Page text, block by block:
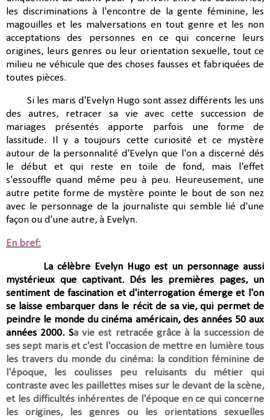
les discriminations à l'encontre de la gente féminine, les
magouilles et les malversations en tout genre et les non
acceptations des personnes en ce qui concerne leurs
origines, leurs genres ou leur orientation sexuelle, tout ce
milieu ne véhicule que des choses fausses et fabriquées de
toutes pièces.
Si les maris d'Evelyn Hugo sont assez différents les uns
des autres, retracer sa vie avec cette succession de
mariages présentés apporte parfois une forme de
lassitude. Il y a toujours cette curiosité et ce mystère
autour de la personnalité d'Evelyn que l'on a discerné dés
le début et qui reste en toile de fond, mais l'effet
s'essouffle quand même peu à peu. Heureusement, une
autre petite forme de mystère pointe le bout de son nez
avec le personnage de la journaliste qui semble lié d'une
façon ou d'une autre, à Evelyn.
En bref:
La célèbre Evelyn Hugo est un personnage aussi
mystérieux que captivant. Dés les premières pages, un
sentiment de fascination et d'interrogation émerge et l'on
se laisse embarquer dans le récit de sa vie, qui permet de
peindre le monde du cinéma américain, des années 50 aux
années 2000. Sa vie est retracée grâce à la succession de
ses sept maris et c'est l'occasion de mettre en lumière tous
les travers du monde du cinéma: la condition féminine de
l'époque, les coulisses peu reluisants du métier qui
contraste avec les paillettes mises sur le devant de la scène,
et les difficultés inhérentes de l'époque en ce qui concerne
lesorigines, les genres ou les orientations sexuelles